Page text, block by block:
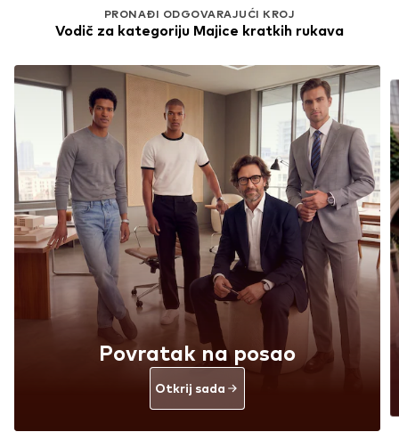
PRONAĐI ODGOVARAJUĆI KROJ
Vodič za kategoriju Majice kratkih rukava
Povratak na posao
Otkrij sada